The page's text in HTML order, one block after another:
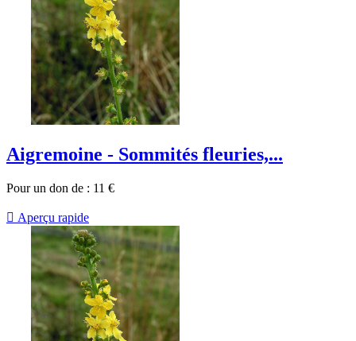
Aigremoine - Sommités fleuries,...
Pour un don de : 11 €
 Aperçu rapide